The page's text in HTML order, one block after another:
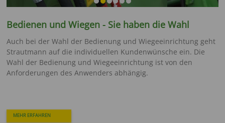
Bedienen und Wiegen - Sie haben die Wahl
Auch bei der Wahl der Bedienung und Wiegeeinrichtung geht
Strautmann auf die individuellen Kundenwünsche ein. Die
Wahl der Bedienung und Wiegeeinrichtung ist von den
Anforderungen des Anwenders abhängig.
MEHR ERFAHREN